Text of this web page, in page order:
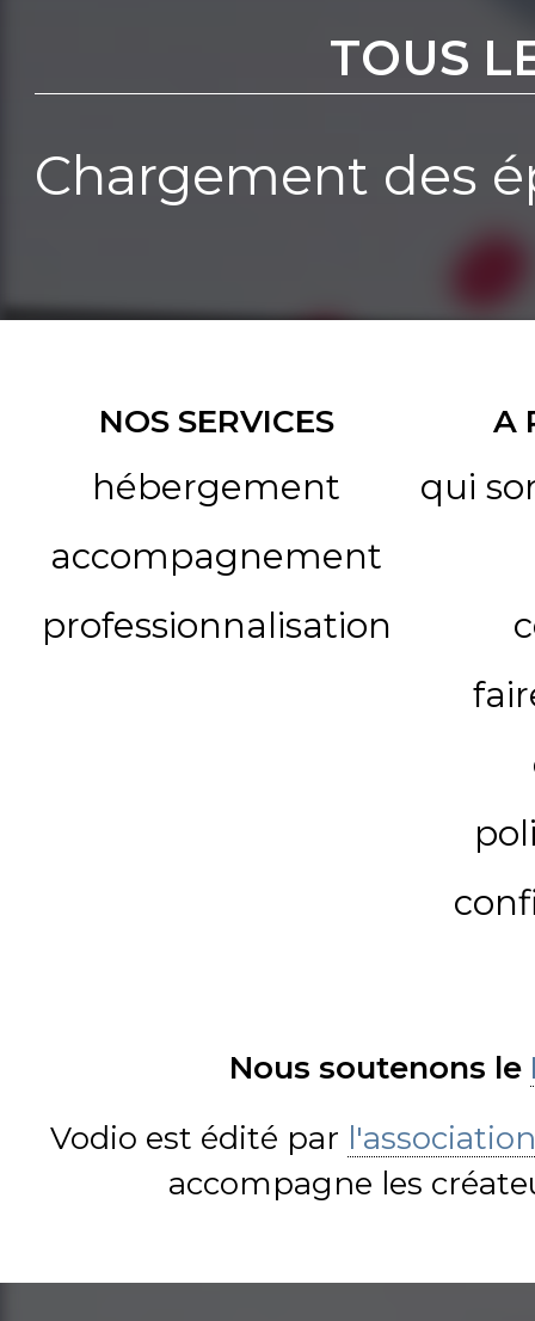
TOUS
Chargement des
NOS SERVICES
hébergement
accompagnement
professionnalisation
A
qui